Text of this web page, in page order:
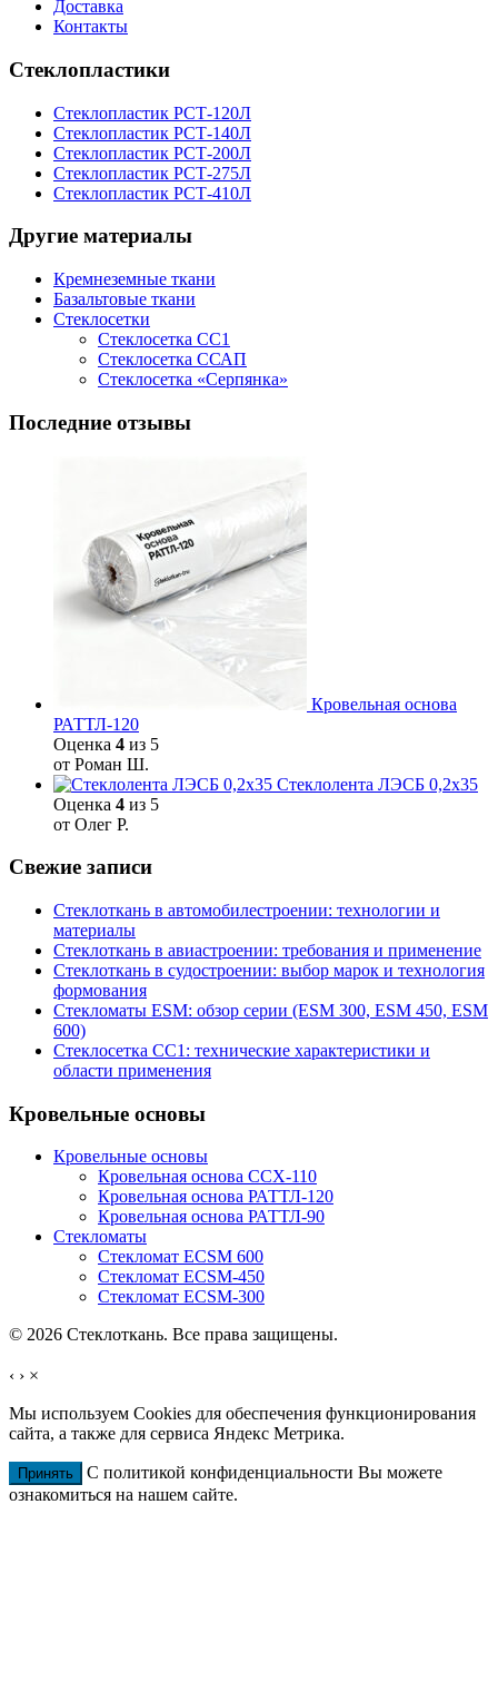
Доставка
Контакты
Стеклопластики
Стеклопластик РСТ-120Л
Стеклопластик РСТ-140Л
Стеклопластик РСТ-200Л
Стеклопластик РСТ-275Л
Стеклопластик РСТ-410Л
Другие материалы
Кремнеземные ткани
Базальтовые ткани
Стеклосетки
Стеклосетка СС1
Стеклосетка ССАП
Стеклосетка «Серпянка»
Последние отзывы
Кровельная основа
РАТТЛ-120
Оценка 4 из 5
от Роман Ш.
Стеклолента ЛЭСБ 0,2х35
Оценка 4 из 5
от Олег Р.
Свежие записи
Стеклоткань в автомобилестроении: технологии и
материалы
Стеклоткань в авиастроении: требования и применение
Стеклоткань в судостроении: выбор марок и технология
формования
Стекломаты ESM: обзор серии (ESM 300, ESM 450, ESM
600)
Стеклосетка СС1: технические характеристики и
области применения
Кровельные основы
Кровельные основы
Кровельная основа ССХ-110
Кровельная основа РАТТЛ-120
Кровельная основа РАТТЛ-90
Стекломаты
Стекломат ECSM 600
Стекломат ECSM-450
Стекломат ECSM-300
© 2026 Стеклоткань. Все права защищены.
‹ › ×
Мы используем Cookies для обеспечения функционирования
сайта, а также для сервиса Яндекс Метрика.
Принять
С политикой конфиденциальности Вы можете
ознакомиться на нашем сайте.